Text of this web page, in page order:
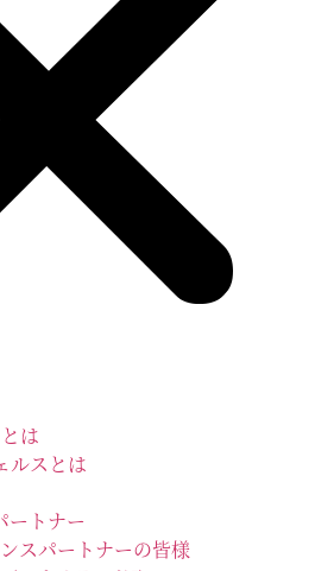
は
ルスとは
ートナー
スパートナーの皆様